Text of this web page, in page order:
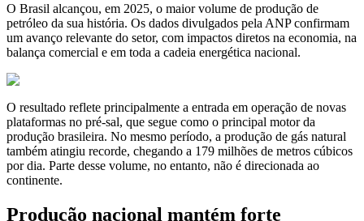
O Brasil alcançou, em 2025, o maior volume de produção de
petróleo da sua história. Os dados divulgados pela ANP confirmam
um avanço relevante do setor, com impactos diretos na economia, na
balança comercial e em toda a cadeia energética nacional.
O resultado reflete principalmente a entrada em operação de novas
plataformas no pré-sal, que segue como o principal motor da
produção brasileira. No mesmo período, a produção de gás natural
também atingiu recorde, chegando a 179 milhões de metros cúbicos
por dia. Parte desse volume, no entanto, não é direcionada ao
continente.
Produção nacional mantém forte